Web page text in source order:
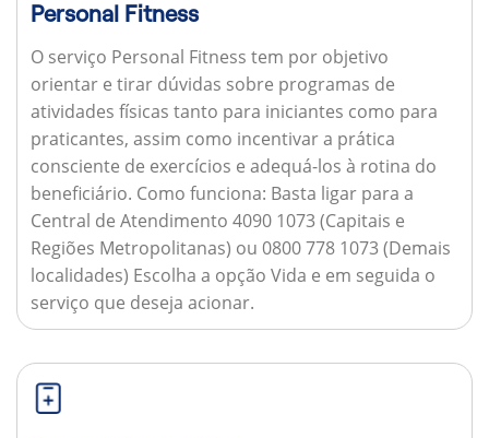
Personal Fitness
O serviço Personal Fitness tem por objetivo
orientar e tirar dúvidas sobre programas de
atividades físicas tanto para iniciantes como para
praticantes, assim como incentivar a prática
consciente de exercícios e adequá-los à rotina do
beneficiário. Como funciona: Basta ligar para a
Central de Atendimento 4090 1073 (Capitais e
Regiões Metropolitanas) ou 0800 778 1073 (Demais
localidades) Escolha a opção Vida e em seguida o
serviço que deseja acionar.